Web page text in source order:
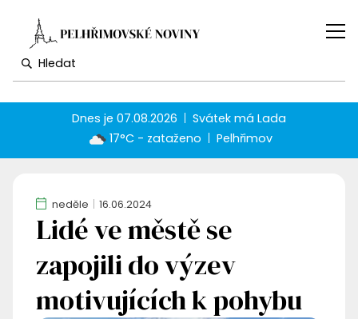
Dnes je07.08.2026 Svátek má Lada
17°C - zataženo
Pelhřimov
neděle 16.06.2024
Lidé ve městě se
zapojili do výzev
motivujících k pohybu